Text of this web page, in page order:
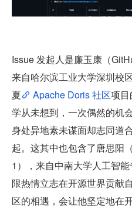
Issue 发起人是廉玉康（
来自哈尔滨工业大学深圳校
夏
Apache Doris 社区项
学从未想到，一次偶然的机
身处异地素未谋面却志同道
起。这其中也包含了唐思阳
1），来自中南大学人工智
限热情立志在开源世界贡献
区的相遇，会让他坚定地在